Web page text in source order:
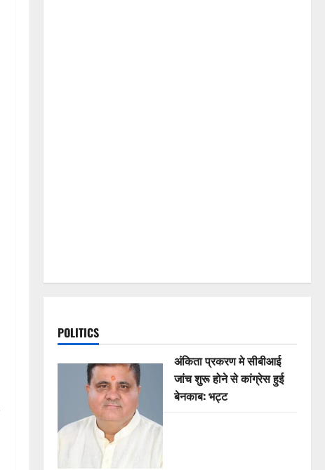
POLITICS
अंकिता प्रकरण मे सीबीआई
जांच शुरू होने से कांग्रेस हुई
बेनकाब: भट्ट